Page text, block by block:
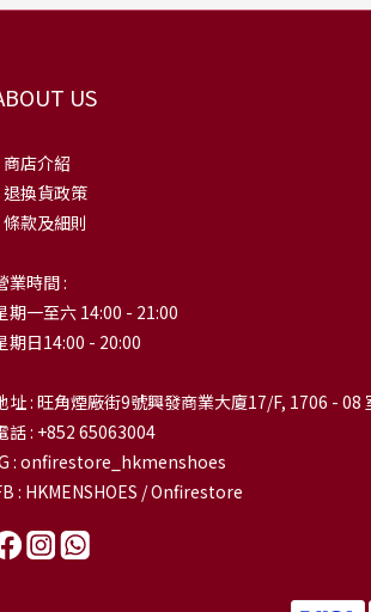
US
商店介紹
退換貨政策
條款及細則
業時間 :
期一至六 14:00 - 21:00
期日14:00 - 20:00
址 : 旺角煙廠街9號興發商業大廈17/F, 1706 - 08
話 : +852 65063004
: onfirestore_hkmenshoes
: HKMENSHOES / Onfirestore